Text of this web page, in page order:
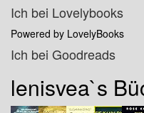
Ich bei Lovelybooks
Powered by LovelyBooks
Ich bei Goodreads
lenisvea`s